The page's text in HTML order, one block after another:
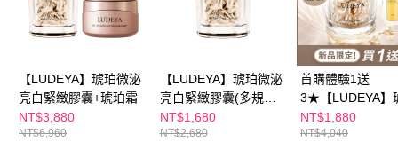
2. 結帳金額須大於NT$30
3. 目前僅支援台灣會員
「AFTEE先享後付」(下稱本服務)乃由恩沛科技股份有限公司(下稱 AFTEE )
所提供，並由 AFTEE 向您收取款項。因使用本服務所須提供之個人資料(包
含但不限於訂購人姓名、電話，收件人姓名、電話、收件地址)，將交付予
AFTEE 於本服務必要服務範圍內運用。關於 AFTEE 對於個人資料之蒐集、
處理、利用，詳參 AFTEE 官網之『個人資料蒐集、處理及利用告知聲明』
每笔NT$100，满NT$600(含以上)免运费
付款後7-11取貨
宅配
每笔NT$100，满NT$600(含以上)免运费
【LUDEYA】琥珀微泌
亮白緊緻膠囊+琥珀霜
NT$3,880
NT$6,960
【LUDEYA】琥珀微泌
亮白緊緻膠囊(多規格
賣場)
NT$1,680
NT$2,680
首購體驗1送
3★【LUDEYA】
微泌亮白緊緻膠
NT$1,880
NT$4,040